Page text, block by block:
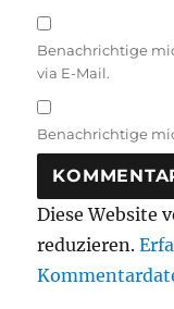
Benachrichtige
via E-Mail.
Benachrichtige
Diese Website
reduzieren.